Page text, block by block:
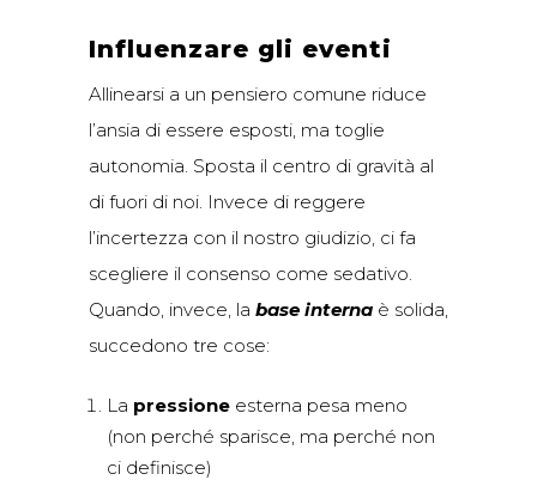
Influenzare gli eventi
Allinearsi a un pensiero comune riduce
l’ansia di essere esposti, ma toglie
autonomia. Sposta il centro di gravità al
di fuori di noi. Invece di reggere
l’incertezza con il nostro giudizio, ci fa
scegliere il consenso come sedativo.
Quando, invece, la base interna è solida,
succedono tre cose:
La pressione esterna pesa meno
(non perché sparisce, ma perché non
ci definisce)